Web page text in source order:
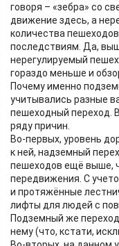
говоря – «зебра» со
движение здесь, а
количества
последствиям. Да,
нерегулируемый
гораздо меньше и
Почему именно
учитывались разные
пешеходный переход.
ряду причин.
Во-первых, уровень
к ней, надземный
пешеходов ещё выше,
передвижения. С
и протяжённые
лифты для людей с
Подземный же
нему (что, кстати,